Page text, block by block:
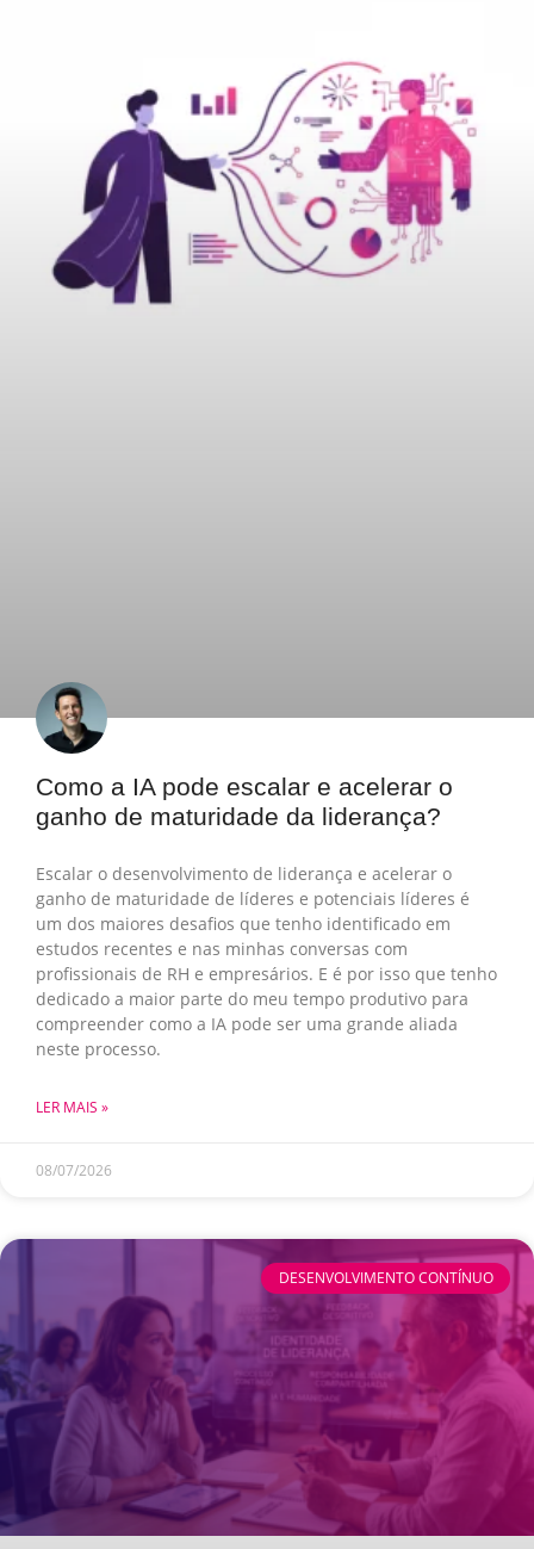
Como a IA pode escalar e acelerar o
ganho de maturidade da liderança?
Escalar o desenvolvimento de liderança e acelerar o
ganho de maturidade de líderes e potenciais líderes é
um dos maiores desafios que tenho identificado em
estudos recentes e nas minhas conversas com
profissionais de RH e empresários. E é por isso que tenho
dedicado a maior parte do meu tempo produtivo para
compreender como a IA pode ser uma grande aliada
neste processo.
LER MAIS »
08/07/2026
DESENVOLVIMENTO CONTÍNUO